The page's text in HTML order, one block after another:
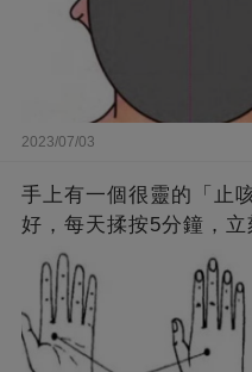
2023/07/03
手上有一個很靈的「止
好，每天揉按5分鐘，立